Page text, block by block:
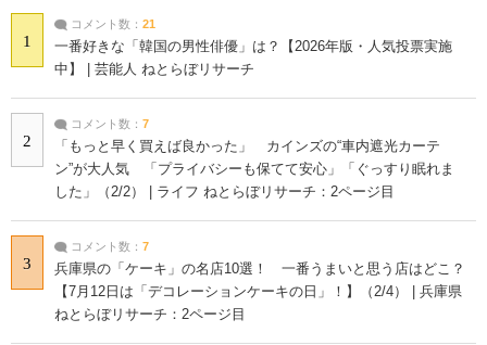
1
コメント数： 21
一番好きな「韓国の男性俳優」は？【2026年版・人気投票実施
中】 | 芸能人 ねとらぼリサーチ
2
コメント数： 7
「もっと早く買えば良かった」 カインズの“車内遮光カーテ
ン”が大人気 「プライバシーも保てて安心」「ぐっすり眠れま
した」（2/2） | ライフ ねとらぼリサーチ：2ページ目
3
コメント数： 7
兵庫県の「ケーキ」の名店10選！ 一番うまいと思う店はどこ？
【7月12日は「デコレーションケーキの日」！】（2/4） | 兵庫県
ねとらぼリサーチ：2ページ目